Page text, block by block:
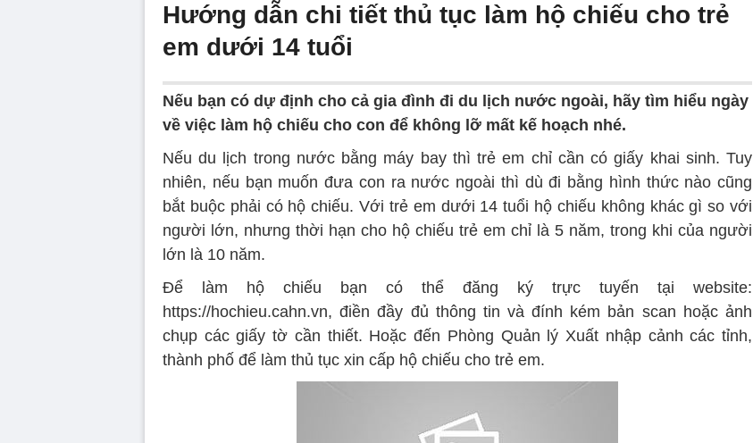
Hướng dẫn chi tiết thủ tục làm hộ chiếu cho trẻ
em dưới 14 tuổi
Nếu bạn có dự định cho cả gia đình đi du lịch nước ngoài, hãy tìm hiểu ngày
về việc làm hộ chiếu cho con để không lỡ mất kế hoạch nhé.
Nếu du lịch trong nước bằng máy bay thì trẻ em chỉ cần có giấy khai sinh. Tuy
nhiên, nếu bạn muốn đưa con ra nước ngoài thì dù đi bằng hình thức nào cũng
bắt buộc phải có hộ chiếu. Với trẻ em dưới 14 tuổi hộ chiếu không khác gì so với
người lớn, nhưng thời hạn cho hộ chiếu trẻ em chỉ là 5 năm, trong khi của người
lớn là 10 năm.
Để làm hộ chiếu bạn có thể đăng ký trực tuyến tại website:
https://hochieu.cahn.vn, điền đầy đủ thông tin và đính kém bản scan hoặc ảnh
chụp các giấy tờ cần thiết. Hoặc đến Phòng Quản lý Xuất nhập cảnh các tỉnh,
thành phố để làm thủ tục xin cấp hộ chiếu cho trẻ em.